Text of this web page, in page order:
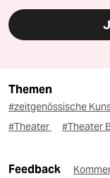
Themen
#zeitgenössische
#Theater
#Theater
Feedback